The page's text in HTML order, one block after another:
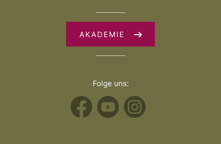
AKADEMIE
Folge uns: